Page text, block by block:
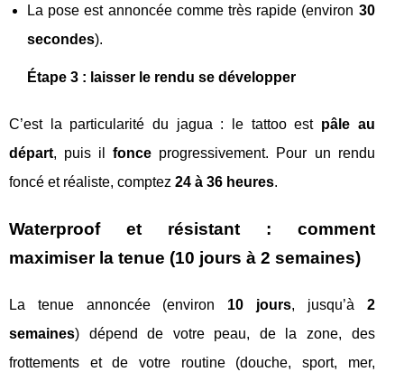
La pose est annoncée comme très rapide (environ 30
secondes).
Étape 3 : laisser le rendu se développer
C’est la particularité du jagua : le tattoo est pâle au
départ, puis ilfonce progressivement. Pour un rendu
foncé et réaliste, comptez 24 à 36 heures.
Waterproof et résistant : comment
maximiser la tenue (10 jours à 2 semaines)
La tenue annoncée (environ 10 jours, jusqu’à 2
semaines) dépend de votre peau, de la zone, des
frottements et de votre routine (douche, sport, mer,